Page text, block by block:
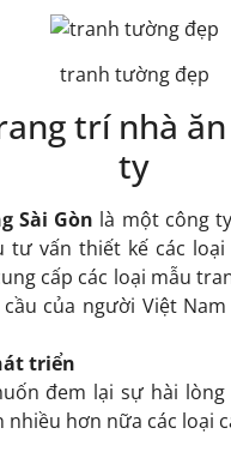
tranh tường đẹp
trí nhà
ty
Sài Gòn là một công
tư vấn thiết kế các loại
cấp các loại mẫu
của người Việt
triển
đem lại sự hài lòng
nhiều hơn nữa các loại